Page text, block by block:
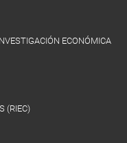
ECONÓMICA
(RIEC)